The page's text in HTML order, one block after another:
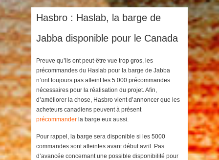
Hasbro : Haslab, la barge de
Jabba disponible pour le Canada
Preuve qu’ils ont peut-être vue trop gros, les
précommandes du Haslab pour la barge de Jabba
n’ont toujours pas atteint les 5 000 précommandes
nécessaires pour la réalisation du projet. Afin,
d’améliorer la chose, Hasbro vient d’annoncer que les
acheteurs canadiens peuvent à présent
précommander la barge eux aussi.
Pour rappel, la barge sera disponible si les 5000
commandes sont atteintes avant début avril. Pas
d’avancée concernant une possible disponibilité pour